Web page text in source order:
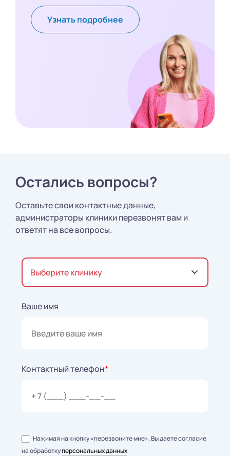
Узнать подробнее
Остались вопросы?
Оставьте свои контактные данные,
администраторы клиники перезвонят вам и
ответят на все вопросы.
Выберите клинику
Ваше имя
Контактный телефон*
Нажимая на кнопку «перезвоните мне», Вы даете согласие
на обработкуперсональных данных